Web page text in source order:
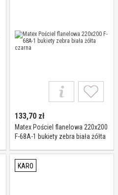
133,70 zł
Matex Pościel flanelowa 220x200
F-68A-1 bukiety zebra biała żółta
KARO